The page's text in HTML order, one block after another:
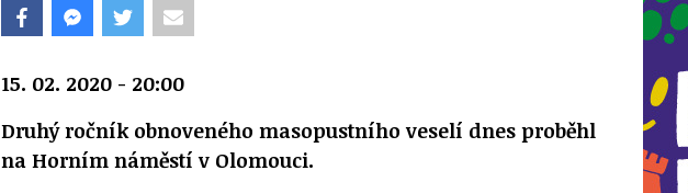
15. 02. 2020 - 20:00
Druhý ročník obnoveného masopustního veselí dnes proběhl
na Horním náměstí v Olomouci.